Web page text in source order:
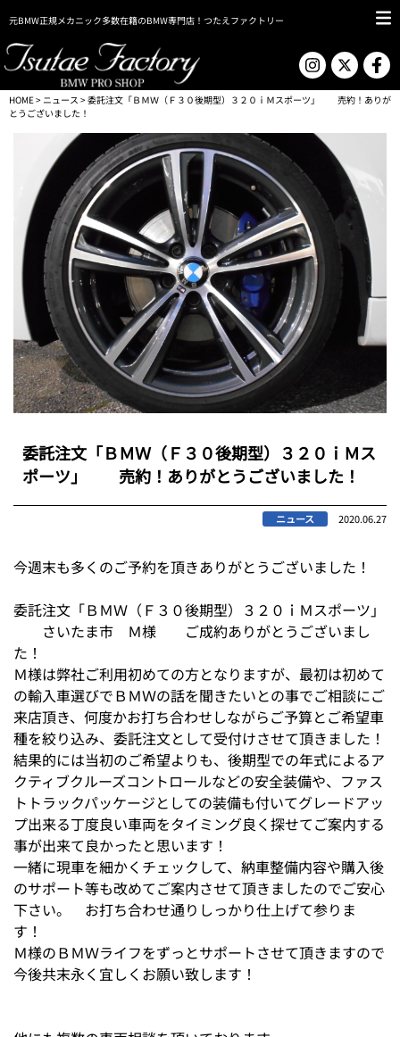
元BMW正規メカニック多数在籍のBMW専門店！つたえファクトリー
HOME> ニュース > 委託注文「ＢＭＷ（Ｆ３０後期型）３２０ｉＭスポーツ」 売約！ありが
とうございました！
委託注文「ＢＭＷ（Ｆ３０後期型）３２０ｉＭス
ポーツ」 売約！ありがとうございました！
ニュース 2020.06.27
今週末も多くのご予約を頂きありがとうございました！
委託注文「ＢＭＷ（Ｆ３０後期型）３２０ｉＭスポーツ」
さいたま市 Ｍ様 ご成約ありがとうございまし
た！
Ｍ様は弊社ご利用初めての方となりますが、最初は初めて
の輸入車選びでＢＭＷの話を聞きたいとの事でご相談にご
来店頂き、何度かお打ち合わせしながらご予算とご希望車
種を絞り込み、委託注文として受付けさせて頂きました！
結果的には当初のご希望よりも、後期型での年式によるア
クティブクルーズコントロールなどの安全装備や、ファス
トトラックパッケージとしての装備も付いてグレードアッ
プ出来る丁度良い車両をタイミング良く探せてご案内する
事が出来て良かったと思います！
一緒に現車を細かくチェックして、納車整備内容や購入後
のサポート等も改めてご案内させて頂きましたのでご安心
下さい。 お打ち合わせ通りしっかり仕上げて参りま
す！
Ｍ様のＢＭＷライフをずっとサポートさせて頂きますので
今後共末永く宜しくお願い致します！